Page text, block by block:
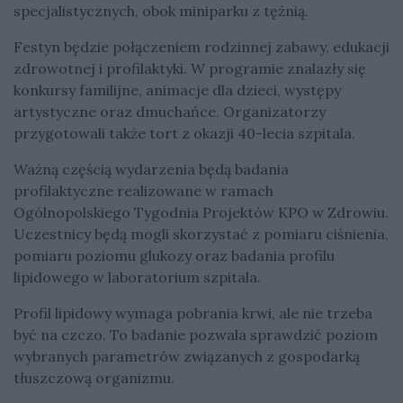
specjalistycznych, obok miniparku z tężnią.
Festyn będzie połączeniem rodzinnej zabawy, edukacji
zdrowotnej i profilaktyki. W programie znalazły się
konkursy familijne, animacje dla dzieci, występy
artystyczne oraz dmuchańce. Organizatorzy
przygotowali także tort z okazji 40-lecia szpitala.
Ważną częścią wydarzenia będą badania
profilaktyczne realizowane w ramach
Ogólnopolskiego Tygodnia Projektów KPO w Zdrowiu.
Uczestnicy będą mogli skorzystać z pomiaru ciśnienia,
pomiaru poziomu glukozy oraz badania profilu
lipidowego w laboratorium szpitala.
Profil lipidowy wymaga pobrania krwi, ale nie trzeba
być na czczo. To badanie pozwala sprawdzić poziom
wybranych parametrów związanych z gospodarką
tłuszczową organizmu.